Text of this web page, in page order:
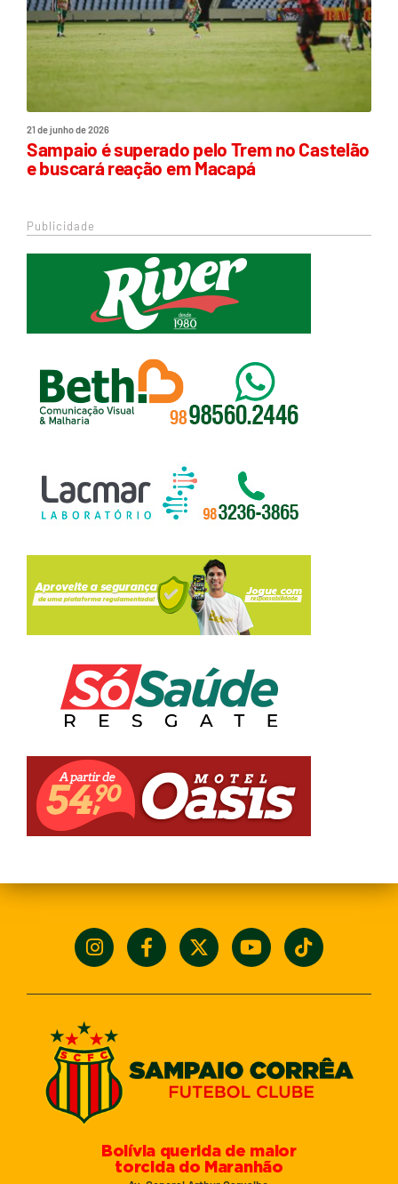
21 de junho de 2026
Sampaio é superado pelo Trem no Castelão
e buscará reação em Macapá
Publicidade
Bolívia querida de maior
torcida do Maranhão